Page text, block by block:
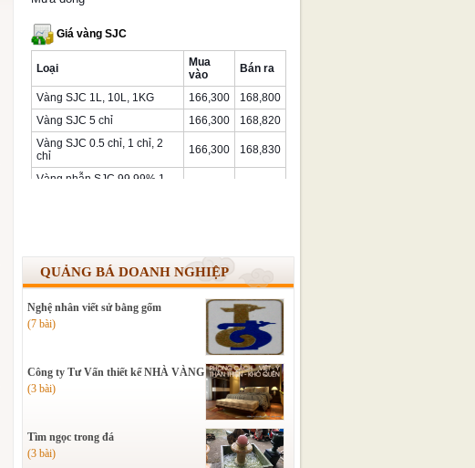
QUẢNG BÁ DOANH NGHIỆP
Nghệ nhân viết sử bằng gốm
(7 bài)
Công ty Tư Vấn thiết kế NHÀ VÀNG
(3 bài)
Tìm ngọc trong đá
(3 bài)